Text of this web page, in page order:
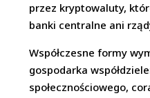
przez kryptowaluty,
banki centralne ani
Współczesne formy
gospodarka
społecznościowego,